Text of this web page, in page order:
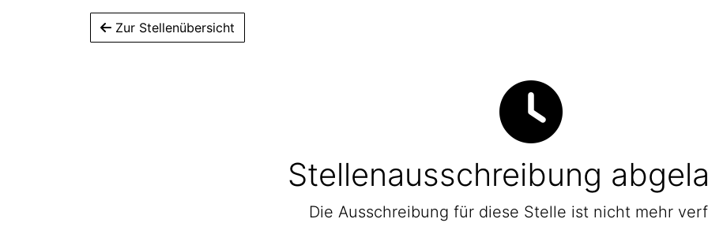
Zur Stellenübersicht
Stellenausschreibung
Die Ausschreibung für diese Stelle ist nicht mehr